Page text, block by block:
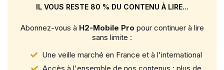
IL VOUS RESTE 80 % DU CONTENU À LIRE...
Abonnez-vous à H2-Mobile Pro pour continuer à lire
sans limite :
Une veille marché en France et à l'international